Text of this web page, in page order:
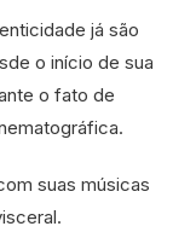
já são
o início de sua
o fato de
suas músicas